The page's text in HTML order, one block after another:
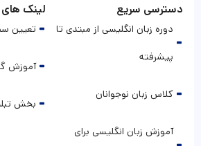
دسترسی سریع
دوره زبان انگلیسی از مبتدی تا
پیشرفته
کلاس زبان نوجوانان
آموزش زبان انگلیسی برای
لینک
تعیین
آموزش
بخش